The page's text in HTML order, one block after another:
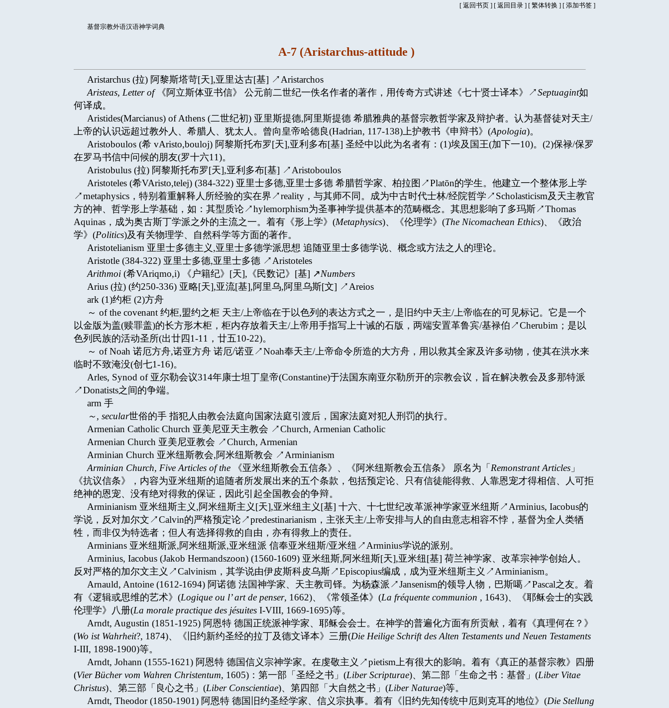
[ 返回书页 ] [ 返回目录 ] [ 繁体转换 ] [ 添加书签 ]
基督宗教外语汉语神学词典
A-7 (Aristarchus-attitude )
Aristarchus (拉) 阿黎斯塔苛[天],亚里达古[基] ↗Aristarchos
Aristeas, Letter of《阿立斯体亚书信》 公元前二世纪一佚名作者的著作，用传奇方式讲述《七十贤士译本》↗Septuagint如
何译成。
Aristides(Marcianus) of Athens (二世纪初) 亚里斯提德,阿里斯提德 希腊雅典的基督宗教哲学家及辩护者。认为基督徒对天主/
上帝的认识远超过教外人、希腊人、犹太人。曾向皇帝哈德良(Hadrian, 117-138)上护教书《申辩书》(Apologia)。
Aristoboulos (希 vAristo,bouloj) 阿黎斯托布罗[天],亚利多布[基] 圣经中以此为名者有：(1)埃及国王(加下一10)。(2)保禄/保罗
在罗马书信中问候的朋友(罗十六11)。
Aristobulus (拉) 阿黎斯托布罗[天],亚利多布[基] ↗Aristoboulos
Aristoteles (希VAristo,telej) (384-322) 亚里士多德,亚里士多德 希腊哲学家、柏拉图↗Platōn的学生。他建立一个整体形上学
↗metaphysics，特别着重解释人所经验的实在界↗reality，与其师不同。成为中古时代士林/经院哲学↗Scholasticism及天主教官
方的神、哲学形上学基础，如：其型质论↗hylemorphism为圣事神学提供基本的范畴概念。其思想影响了多玛斯↗Thomas
Aquinas，成为奥古斯丁学派之外的主流之一。着有《形上学》(Metaphysics)、《伦理学》(The Nicomachean Ethics)、《政治
学》(Politics)及有关物理学、自然科学等方面的著作。
Aristotelianism 亚里士多德主义,亚里士多德学派思想 追随亚里士多德学说、概念或方法之人的理论。
Aristotle (384-322) 亚里士多德,亚里士多德 ↗Aristoteles
Arithmoi (希VAriqmo,i) 《户籍纪》[天],《民数记》[基] ↗Numbers
Arius (拉) (约250-336) 亚略[天],亚流[基],阿里乌,阿里乌斯[文] ↗Areios
ark (1)约柜 (2)方舟
～ of the covenant 约柜,盟约之柜 天主/上帝临在于以色列的表达方式之一，是旧约中天主/上帝临在的可见标记。它是一个
以金版为盖(赎罪盖)的长方形木柜，柜内存放着天主/上帝用手指写上十诫的石版，两端安置革鲁宾/基禄伯↗Cherubim；是以
色列民族的活动圣所(出廿四1-11，廿五10-22)。
～ of Noah 诺厄方舟,诺亚方舟 诺厄/诺亚↗Noah奉天主/上帝命令所造的大方舟，用以救其全家及许多动物，使其在洪水来
临时不致淹没(创七1-16)。
Arles, Synod of 亚尔勒会议314年康士坦丁皇帝(Constantine)于法国东南亚尔勒所开的宗教会议，旨在解决教会及多那特派
↗Donatists之间的争端。
arm 手
～, secular世俗的手 指犯人由教会法庭向国家法庭引渡后，国家法庭对犯人刑罚的执行。
Armenian Catholic Church 亚美尼亚天主教会 ↗Church, Armenian Catholic
Armenian Church 亚美尼亚教会 ↗Church, Armenian
Arminian Church 亚米纽斯教会,阿米纽斯教会 ↗Arminianism
Arminian Church, Five Articles of the《亚米纽斯教会五信条》、《阿米纽斯教会五信条》 原名为「 Remonstrant Articles」
《抗议信条》，内容为亚米纽斯的追随者所发展出来的五个条款，包括预定论、只有信徒能得救、人靠恩宠才得相信、人可拒
绝神的恩宠、没有绝对得救的保证，因此引起全国教会的争辩。
Arminianism 亚米纽斯主义,阿米纽斯主义[天],亚米纽主义[基] 十六、十七世纪改革派神学家亚米纽斯↗Arminius, Iacobus的
学说，反对加尔文↗Calvin的严格预定论↗predestinarianism，主张天主/上帝安排与人的自由意志相容不悖，基督为全人类牺
牲，而非仅为特选者；但人有选择得救的自由，亦有得救上的责任。
Arminians 亚米纽斯派,阿米纽斯派,亚米纽派 信奉亚米纽斯/亚米纽↗Arminius学说的派别。
Arminius, Iacobus (Jakob Hermandszoon) (1560-1609) 亚米纽斯,阿米纽斯[天],亚米纽[基] 荷兰神学家、改革宗神学创始人。
反对严格的加尔文主义↗Calvinism，其学说由伊皮斯科皮乌斯↗Episcopius编成，成为亚米纽斯主义↗Arminianism。
Arnauld, Antoine (1612-1694) 阿诺德 法国神学家、天主教司铎。为杨森派↗Jansenism的领导人物，巴斯噶↗Pascal之友。着
有《逻辑或思维的艺术》(Logique ou l’ art de penser, 1662)、《常领圣体》(La fréquente communion , 1643)、《耶稣会士的实践
伦理学》八册(La morale practique des jésuites I-VIII, 1669-1695)等。
Arndt, Augustin (1851-1925) 阿恩特 德国正统派神学家、耶稣会会士。在神学的普遍化方面有所贡献，着有《真理何在？》
(Wo ist Wahrheit?, 1874)、《旧约新约圣经的拉丁及德文译本》三册(Die Heilige Schrift des Alten Testaments und Neuen Testaments
I-III, 1898-1900)等。
Arndt, Johann (1555-1621) 阿恩特 德国信义宗神学家。在虔敬主义↗pietism上有很大的影响。着有《真正的基督宗教》四册
(Vier Bücher vom Wahren Christentum, 1605)：第一部「圣经之书」(Liber Scripturae)、第二部「生命之书：基督」(Liber Vitae
Christus)、第三部「良心之书」(Liber Conscientiae)、第四部「大自然之书」(Liber Naturae)等。
Arndt, Theodor (1850-1901) 阿恩特 德国旧约圣经学家、信义宗执事。着有《旧约先知传统中厄则克耳的地位》(Die Stellung